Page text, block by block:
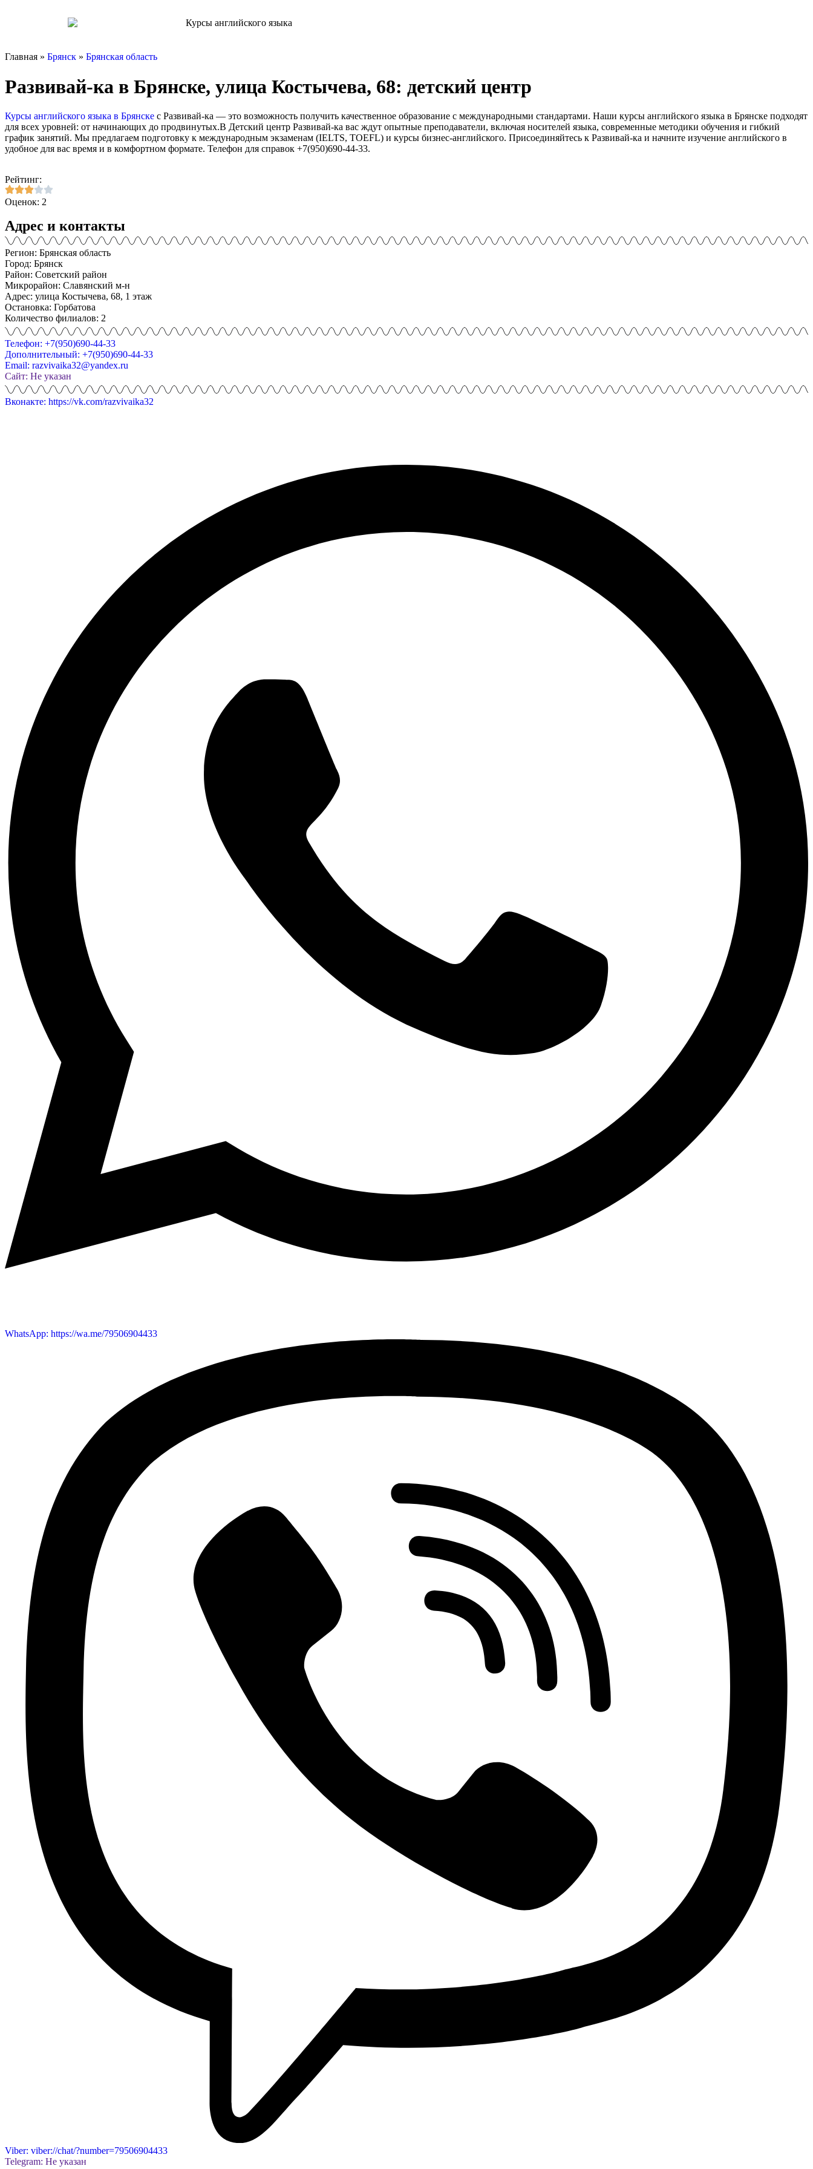
Главная » Брянск » Брянская область
Развивай-ка в Брянске, улица Костычева, 68: детский центр
Курсы английского языка в Брянске с Развивай-ка — это возможность получить качественное образование с международными стандартами. Наши курсы английского языка в Брянске подходят
для всех уровней: от начинающих до продвинутых.В Детский центр Развивай-ка вас ждут опытные преподаватели, включая носителей языка, современные методики обучения и гибкий
график занятий. Мы предлагаем подготовку к международным экзаменам (IELTS, TOEFL) и курсы бизнес-английского. Присоединяйтесь к Развивай-ка и начните изучение английского в
удобное для вас время и в комфортном формате. Телефон для справок +7(950)690-44-33.
Рейтинг:
Оценок: 2
Адрес и контакты
Регион: Брянская область
Город: Брянск
Район: Советский район
Микрорайон: Славянский м-н
Адрес: улица Костычева, 68, 1 этаж
Остановка: Горбатова
Количество филиалов: 2
Телефон: +7(950)690-44-33
Дополнительный: +7(950)690-44-33
Email: razvivaika32@yandex.ru
Сайт: Не указан
Вконакте: https://vk.com/razvivaika32
WhatsApp: https://wa.me/79506904433
Viber: viber://chat/?number=79506904433
Telegram: Не указан